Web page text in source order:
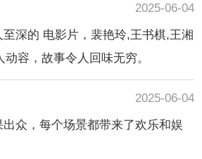
2025-06-04
深的 电影片，裴艳玲,王书棋,王湘
容，故事令人回味无穷。
2025-06-04
众，每个场景都带来了欢乐和娱